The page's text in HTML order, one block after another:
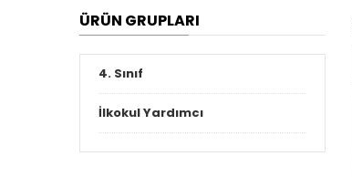
ÜRÜN GRUPLARI
4. Sınıf
İlkokul Yardımcı